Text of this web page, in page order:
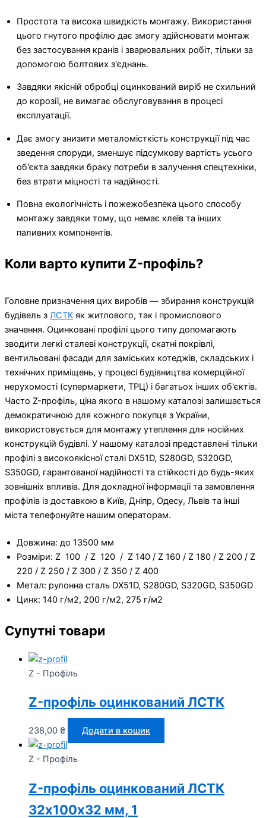
Простота та висока швидкість монтажу. Використання
цього гнутого профілю дає змогу здійснювати монтаж
без застосування кранів і зварювальних робіт, тільки за
допомогою болтових з'єднань.
Завдяки якісній обробці оцинкований виріб не схильний
до корозії, не вимагає обслуговування в процесі
експлуатації.
Дає змогу знизити металомісткість конструкції під час
зведення споруди, зменшує підсумкову вартість усього
об'єкта завдяки браку потреби в залучення спецтехніки,
без втрати міцності та надійності.
Повна екологічність і пожежобезпека цього способу
монтажу завдяки тому, що немає клеїв та інших
паливних компонентів.
Коли варто купити Z-профіль?
Головне призначення цих виробів — збирання конструкцій
будівель з ЛСТК як житлового, так і промислового
значення. Оцинковані профілі цього типу допомагають
зводити легкі сталеві конструкції, скатні покрівлі,
вентильовані фасади для заміських котеджів, складських і
технічних приміщень, у процесі будівництва комерційної
нерухомості (супермаркети, ТРЦ) і багатьох інших об'єктів.
Часто Z-профіль, ціна якого в нашому каталозі залишається
демократичною для кожного покупця з України,
використовується для монтажу утеплення для носійних
конструкцій будівлі. У нашому каталозі представлені тільки
профілі з високоякісної сталі DX51D, S280GD, S320GD,
S350GD, гарантованої надійності та стійкості до будь-яких
зовнішніх впливів. Для докладної інформації та замовлення
профілів із доставкою в Київ, Дніпр, Одесу, Львів та інші
міста телефонуйте нашим операторам.
Довжина: до 13500 мм
Розміри: Z 100 / Z 120 / Z 140 / Z 160 / Z 180 / Z 200 / Z
220 / Z 250 / Z 300 / Z 350 / Z 400
Метал: рулонна сталь DX51D, S280GD, S320GD, S350GD
Цинк: 140 г/м2, 200 г/м2, 275 г/м2
Супутні товари
Z - Профіль
Z-профіль оцинкований ЛСТК
238,00 ₴ Додати в кошик
Z - Профіль
Z-профіль оцинкований ЛСТК
32х100х32 мм, 1